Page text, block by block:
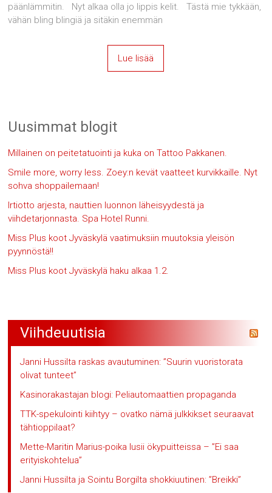
päänlämmitin. Nyt alkaa olla jo lippis kelit. Tästä mie tykkään,
vähän bling blingiä ja sitäkin enemmän
Lue lisää
Uusimmat blogit
Millainen on peitetatuointi ja kuka on Tattoo Pakkanen.
Smile more, worry less. Zoey:n kevät vaatteet kurvikkaille. Nyt
sohva shoppailemaan!
Irtiotto arjesta, nauttien luonnon läheisyydestä ja
viihdetarjonnasta. Spa Hotel Runni.
Miss Plus koot Jyväskylä vaatimuksiin muutoksia yleisön
pyynnöstä!!
Miss Plus koot Jyväskylä haku alkaa 1.2.
Viihdeuutisia
Janni Hussilta raskas avautuminen: ”Suurin vuoristorata
olivat tunteet”
Kasinorakastajan blogi: Peliautomaattien propaganda
TTK-spekulointi kiihtyy – ovatko nämä julkkikset seuraavat
tähtioppilaat?
Mette-Maritin Marius-poika lusii ökypuitteissa – ”Ei saa
erityiskohtelua”
Janni Hussilta ja Sointu Borgilta shokkiuutinen: ”Breikki”